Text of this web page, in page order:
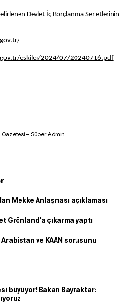
Devlet İç Borçlanma Senetlerinin
eskiler/2024/07/20240716.pdf
– Süper Admin
Mekke Anlaşması açıklaması
Grönland'a çıkarma yaptı
Arabistan ve KAAN sorusunu
büyüyor! Bakan Bayraktar: